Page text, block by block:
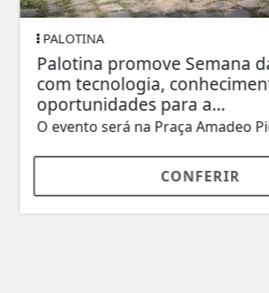
PALOTINA
Palotina promove Semana
com tecnologia,
oportunidades para a...
O evento será na Praça Amadeo
CONFERIR